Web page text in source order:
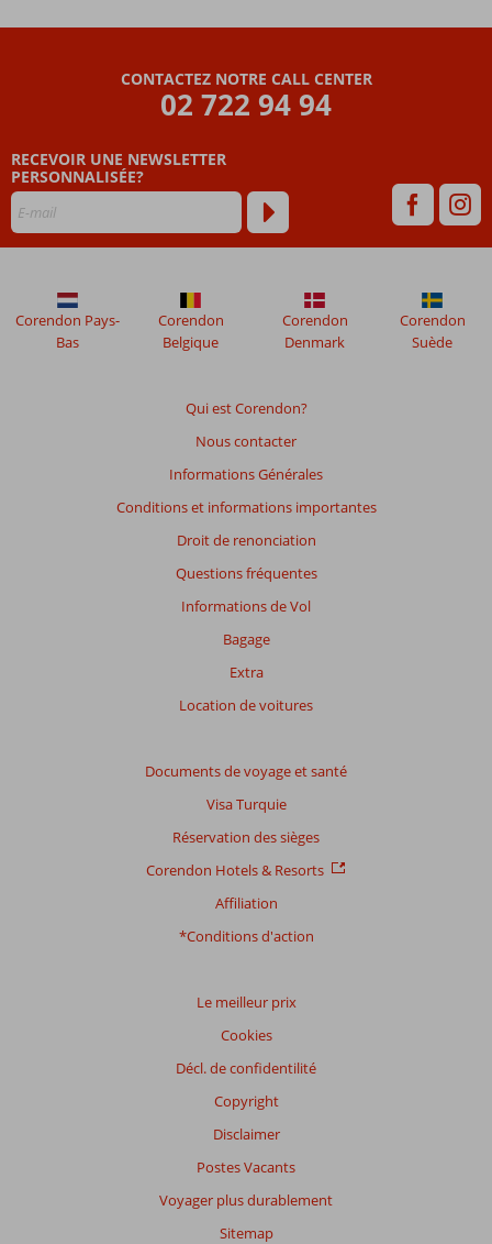
de
48
sont
affichés
afin
de
CONTACTEZ NOTRE CALL CENTER
02 722 94 94
RECEVOIR UNE NEWSLETTER
PERSONNALISÉE?
Qui est Corendon?
Nous contacter
Informations Générales
Conditions et informations importantes
Droit de renonciation
Questions fréquentes
Informations de Vol
Bagage
Extra
Location de voitures
Documents de voyage et santé
Visa Turquie
Réservation des sièges
Corendon Hotels & Resorts
Affiliation
*Conditions d'action
Le meilleur prix
Cookies
Décl. de confidentilité
Copyright
Disclaimer
Postes Vacants
Voyager plus durablement
Sitemap
Corendon Pays-
Bas
Corendon
Belgique
Corendon
Denmark
Corendon
Suède